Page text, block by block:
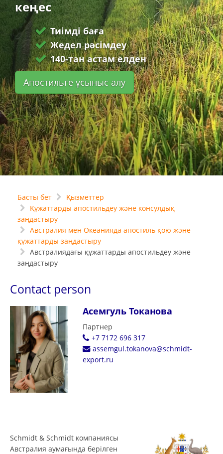
кеңес
Тиімді баға
Жедел рәсімдеу
140-тан астам елден
Апостильге ұсыныс алу
Басты бет
Қызметтер
Құжаттарды апостильдеу және консулдық
заңдастыру
Австралия мен Океанияда апостиль қою және
құжаттарды заңдастыру
Австралиядағы құжаттарды апостильдеу және
заңдастыру
Contact person
Асемгуль Токанова
Партнер
+7 7172 696 317
assemgul.tokanova@schmidt-
export.ru
Schmidt & Schmidt компаниясы
Австралия аумағында берілген